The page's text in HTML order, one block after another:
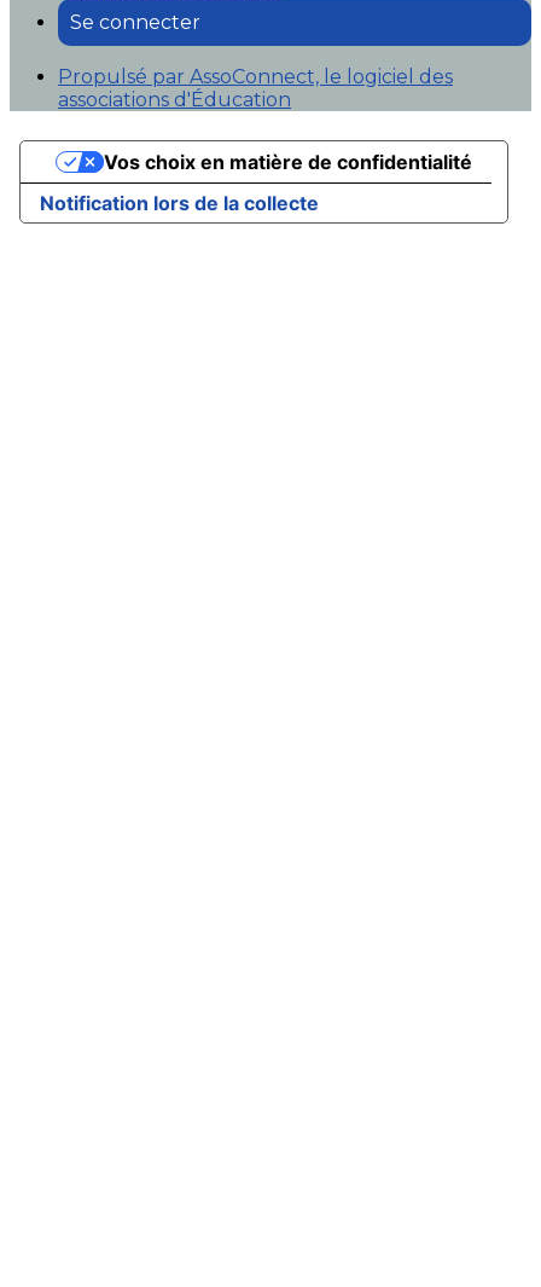
Se connecter
Propulsé par AssoConnect, le logiciel des
associations d'Éducation
Notification lors de la collecte
Vos choix en matière de confidentialité